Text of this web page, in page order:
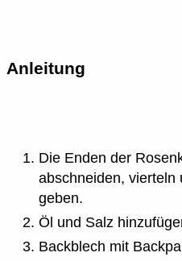
Anleitung
Die Enden der
abschneiden, vierteln
geben.
Öl und Salz
Backblech mit